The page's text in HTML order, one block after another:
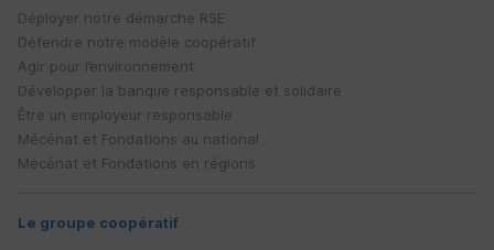
Déployer notre démarche RSE
Défendre notre modèle coopératif
Agir pour l’environnement
Développer la banque responsable et solidaire
Être un employeur responsable
Mécénat et Fondations au national
Mécénat et Fondations en régions
Le groupe coopératif